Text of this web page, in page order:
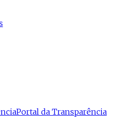
Portal da Transparência